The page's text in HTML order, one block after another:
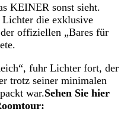
KEINER sonst sieht.
die exklusive
offiziellen „Bares für
fuhr Lichter fort, der
trotz seiner minimalen
war.Sehen Sie hier